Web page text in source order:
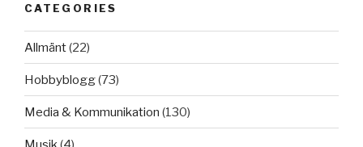
CATEGORIES
Allmänt(22)
Hobbyblogg(73)
Media & Kommunikation (130)